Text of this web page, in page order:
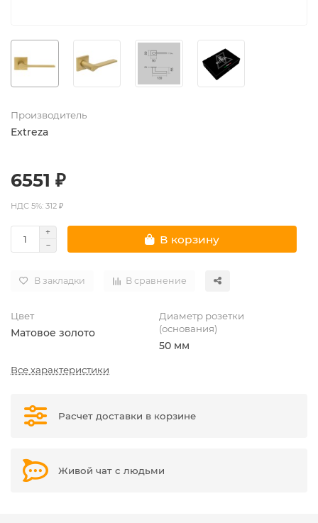
Производитель
Extreza
6551 ₽
НДС 5%: 312 ₽
В корзину
В закладки В сравнение
Цвет
Матовое золото
Диаметр розетки
(основания)
50 мм
Все характеристики
Расчет доставки в корзине
Живой чат с людьми